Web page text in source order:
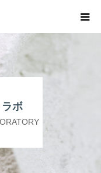
ボ